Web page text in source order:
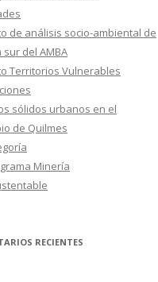
de análisis socio-ambiental de
sur del AMBA
Territorios Vulnerables
sólidos urbanos en el
de Quilmes
Minería
RECIENTES